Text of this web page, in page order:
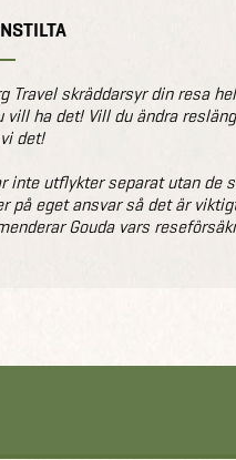
Travel skräddarsyr din resa
vill ha det! Vill du ändra
det!
inte utflykter separat utan
på eget ansvar så det är
Gouda vars